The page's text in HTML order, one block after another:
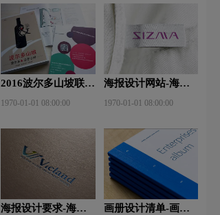
2016波尔多山坡联
1970-01-01 08:00:00
海报设计网站-海报
些？特点有哪些？
1970-01-01 08:00:00
海报设计要求-海报
画册设计清单-画册